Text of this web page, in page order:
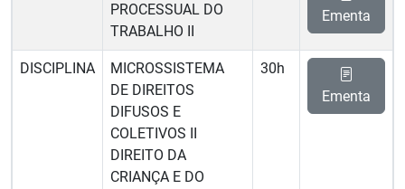
PROCESSUAL DO
TRABALHO II
Ementa
DISCIPLINA
MICROSSISTEMA
DE DIREITOS
DIFUSOS E
COLETIVOS II 
DIREITO DA
CRIANÇA E DO
30h
Ementa